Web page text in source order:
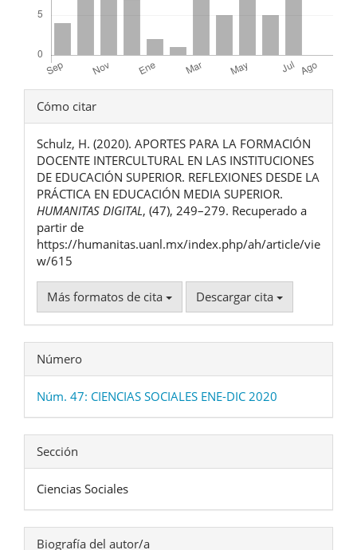
Detalles
del
artículo
Cómo citar
Schulz, H. (2020). APORTES PARA LA FORMACIÓN
DOCENTE INTERCULTURAL EN LAS INSTITUCIONES
DE EDUCACIÓN SUPERIOR. REFLEXIONES DESDE LA
PRÁCTICA EN EDUCACIÓN MEDIA SUPERIOR.
HUMANITAS DIGITAL, (47), 249–279. Recuperado a
partir de
https://humanitas.uanl.mx/index.php/ah/article/vie
w/615
Más formatos de cita Descargar cita
Número
Núm. 47: CIENCIAS SOCIALES ENE-DIC 2020
Sección
Ciencias Sociales
Biografía del autor/a